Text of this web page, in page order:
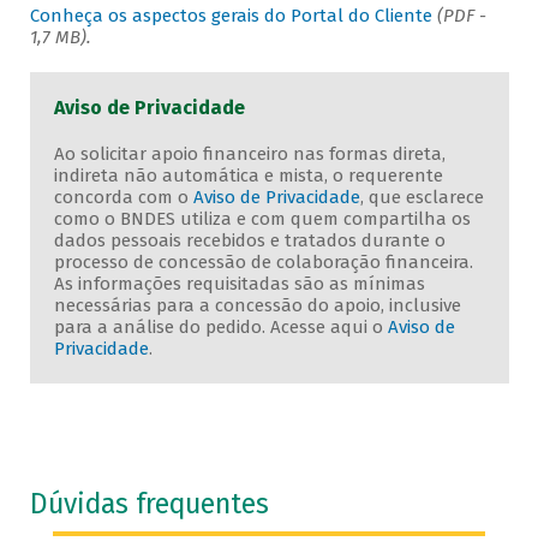
Conheça os aspectos gerais do Portal do Cliente (PDF -
1,7 MB).
Aviso de Privacidade
Ao solicitar apoio financeiro nas formas direta,
indireta não automática e mista, o requerente
concorda com o Aviso de Privacidade, que esclarece
como o BNDES utiliza e com quem compartilha os
dados pessoais recebidos e tratados durante o
processo de concessão de colaboração financeira.
As informações requisitadas são as mínimas
necessárias para a concessão do apoio, inclusive
para a análise do pedido. Acesse aqui o Aviso de
Privacidade.
Dúvidas frequentes